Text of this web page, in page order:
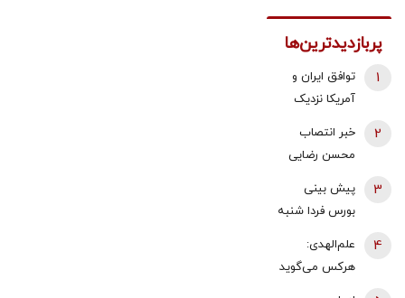
پربازدیدترین‌ها
توافق ایران و
آمریکا نزدیک
گفت
1
خبر انتصاب
محسن رضایی
تکذیب شد؟/
خبرگزاری فارس
2
پیش بینی
بورس فردا شنبه
موتور رشد بازار
3
علم‌الهدی:
هرکس می‌گوید
4